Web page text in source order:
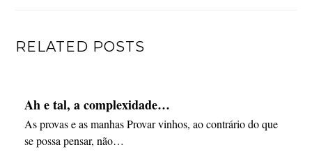
RELATED POSTS
Ah e tal, a complexidade…
As provas e as manhas Provar vinhos, ao contrário do que
se possa pensar, não…